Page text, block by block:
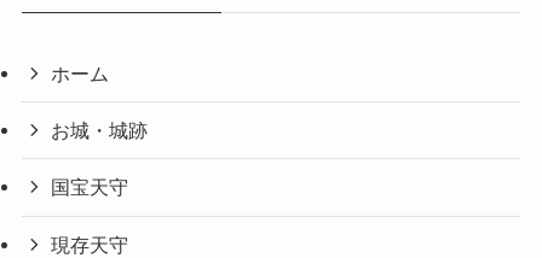
ホーム
お城・城跡
国宝天守
現存天守